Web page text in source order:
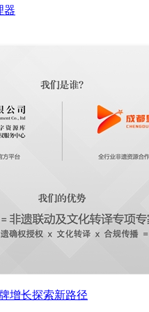
器
增长探索新路径